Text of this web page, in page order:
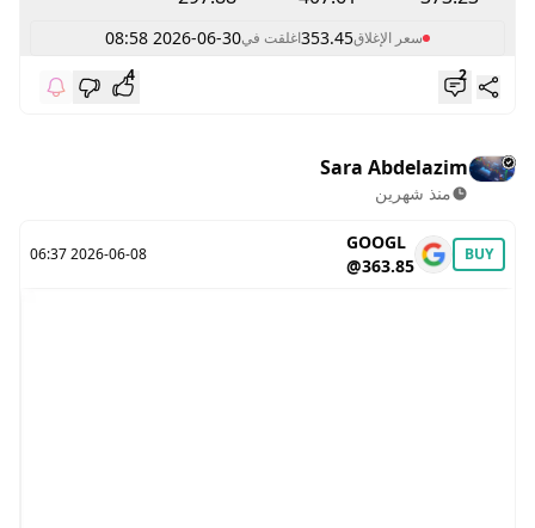
سعر الإغلاق353.45اغلقت في2026-06-30 08:58
2
4
Sara Abdelazim
منذ شهرين
BUY
GOOGL
@363.85
2026-06-08 06:37